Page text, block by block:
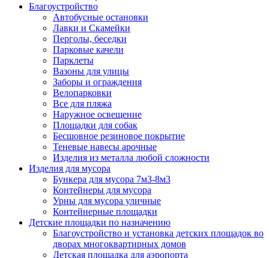
Благоустройство
Автобусные остановки
Лавки и Скамейки
Перголы, беседки
Парковые качели
Парклеты
Вазоны для улицы
Заборы и ограждения
Велопарковки
Все для пляжа
Наружное освещение
Площадки для собак
Бесшовное резиновое покрытие
Теневые навесы арочные
Изделия из металла любой сложности
Изделия для мусора
Бункера для мусора 7м3-8м3
Контейнеры для мусора
Урны для мусора уличные
Контейнерные площадки
Детские площадки по назначению
Благоустройство и установка детских площадок во
дворах многоквартирных домов
Детская площадка для аэропорта